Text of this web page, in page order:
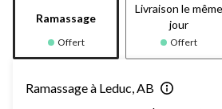
Ramassage
Offert
Livraison le même
jour
Offert
Ramassage à Leduc, AB